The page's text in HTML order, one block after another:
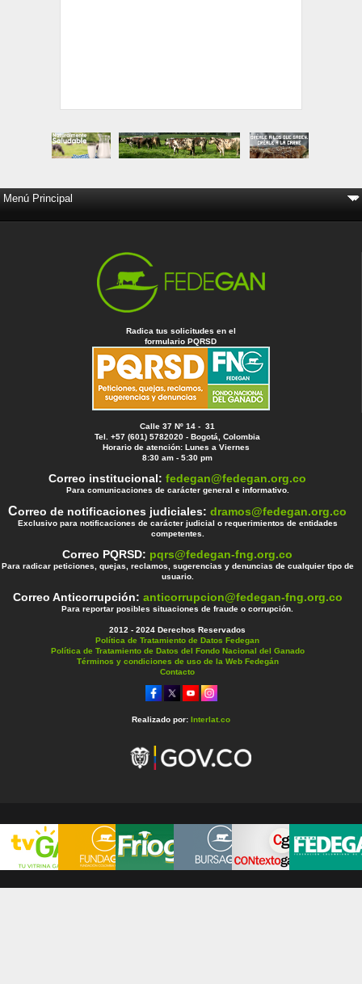
Radica tus solicitudes en el
formulario PQRSD
Calle 37 Nº 14 - 31
Tel. +57 (601) 5782020 - Bogotá, Colombia
Horario de atención: Lunes a Viernes
8:30 am - 5:30 pm
Correo institucional:fedegan@fedegan.org.co
Para comunicaciones de carácter general e informativo.
Correo de notificaciones judiciales:dramos@fedegan.org.co
Exclusivo para notificaciones de carácter judicial o requerimientos de entidades
competentes.
Correo PQRSD: pqrs@fedegan-fng.org.co
Para radicar peticiones, quejas, reclamos, sugerencias y denuncias de cualquier tipo de
usuario.
Correo Anticorrupción: anticorrupcion@fedegan-fng.org.co
Para reportar posibles situaciones de fraude o corrupción.
2012 - 2024 Derechos Reservados
Política de Tratamiento de Datos Fedegan
Política de Tratamiento de Datos del Fondo Nacional del Ganado
Términos y condiciones de uso de la Web Fedegán
Contacto
Realizado por: Interlat.co